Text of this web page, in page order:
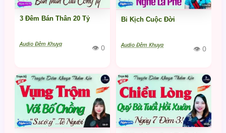
3 Đêm Bán Thân 20 Tỷ
Audio Đêm Khuya 👁 0
Bi Kịch Cuộc Đời
Audio Đêm Khuya 👁 0